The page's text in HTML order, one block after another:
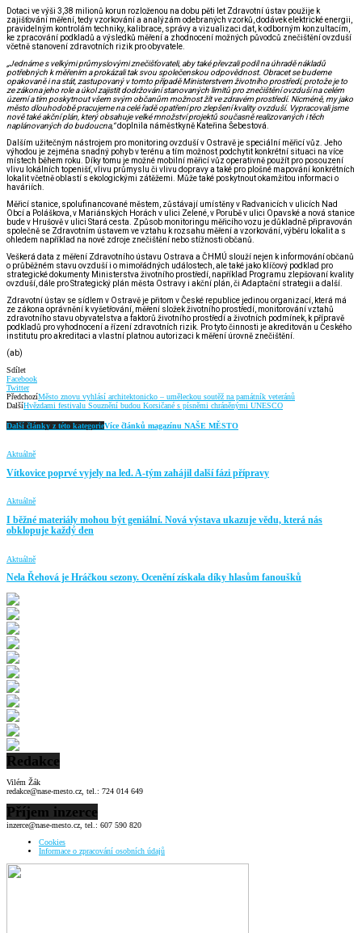
Dotaci ve výši 3,38 milionů korun rozloženou na dobu pěti let Zdravotní ústav použije k
zajišťování měření, tedy vzorkování a analýzám odebraných vzorků, dodávek elektrické energii,
pravidelným kontrolám techniky, kalibrace, správy a vizualizaci dat, k odborným konzultacím,
ke zpracování podkladů a výsledků měření a zhodnocení možných původců znečištění ovzduší
včetně stanovení zdravotních rizik pro obyvatele.
„Jednáme s velkými průmyslovými znečišťovateli, aby také převzali podíl na úhradě nákladů
potřebných k měřením a prokázali tak svou společenskou odpovědnost. Obracet se budeme
opakovaně i na stát, zastupovaný v tomto případě Ministerstvem životního prostředí, protože je to
ze zákona jeho role a úkol zajistit dodržování stanovaných limitů pro znečištění ovzduší na celém
území a tím poskytnout všem svým občanům možnost žít ve zdravém prostředí. Nicméně, my jako
město dlouhodobě pracujeme na celé řadě opatření pro zlepšení kvality ovzduší. Vypracovali jsme
nově také akční plán, který obsahuje velké množství projektů současně realizovaných i těch
naplánovaných do budoucna,“doplnila náměstkyně Kateřina Šebestová.
Dalším užitečným nástrojem pro monitoring ovzduší v Ostravě je speciální měřicí vůz. Jeho
výhodou je zejména snadný pohyb v terénu a tím možnost podchytit konkrétní situaci na více
místech během roku. Díky tomu je možné mobilní měřicí vůz operativně použít pro posouzení
vlivu lokálních topenišť, vlivu průmyslu či vlivu dopravy a také pro plošné mapování konkrétních
lokalit včetně oblastí s ekologickými zátěžemi. Může také poskytnout okamžitou informaci o
haváriích.
Měřicí stanice, spolufinancované městem, zůstávají umístěny v Radvanicích v ulicích Nad
Obcí a Poláškova, v Mariánských Horách v ulici Zelené, v Porubě v ulici Opavské a nová stanice
bude v Hrušově v ulici Stará cesta. Způsob monitoringu měřicího vozu je důkladně připravován
společně se Zdravotním ústavem ve vztahu k rozsahu měření a vzorkování, výběru lokalit a s
ohledem například na nové zdroje znečištění nebo stížnosti občanů.
Veškerá data z měření Zdravotního ústavu Ostrava a ČHMÚ slouží nejen k informování občanů
o průběžném stavu ovzduší i o mimořádných událostech, ale také jako klíčový podklad pro
strategické dokumenty Ministerstva životního prostředí, například Programu zlepšovaní kvality
ovzduší, dále pro Strategický plán města Ostravy i akční plán, či Adaptační strategii a další.
Zdravotní ústav se sídlem v Ostravě je přitom v České republice jedinou organizací, která má
ze zákona oprávnění k vyšetřování, měření složek životního prostředí, monitorování vztahů
zdravotního stavu obyvatelstva a faktorů životního prostředí a životních podmínek, k přípravě
podkladů pro vyhodnocení a řízení zdravotních rizik. Pro tyto činnosti je akreditován u Českého
institutu pro akreditaci a vlastní platnou autorizaci k měření úrovně znečištění.
(ab)
Sdílet
Facebook
Twitter
PředchozíMěsto znovu vyhlásí architektonicko – uměleckou soutěž na památník veteránů
DalšíHvězdami festivalu Souznění budou Korsičané s písněmi chráněnými UNESCO
Další články z této kategorieVíce článků magazínu NAŠE MĚSTO
Aktuálně
Vítkovice poprvé vyjely na led. A-tým zahájil další fázi přípravy
Aktuálně
I běžné materiály mohou být geniální. Nová výstava ukazuje vědu, která nás
obklopuje každý den
Aktuálně
Nela Řehová je Hráčkou sezony. Ocenění získala díky hlasům fanoušků
Redakce
Vilém Žák
redakce@nase-mesto.cz, tel.: 724 014 649
Příjem inzerce
inzerce@nase-mesto.cz, tel.: 607 590 820
Cookies
Informace o zpracování osobních údajů